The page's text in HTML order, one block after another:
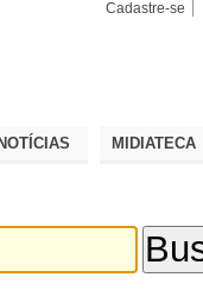
Cadastre-se
NOTÍCIAS MIDIATECA